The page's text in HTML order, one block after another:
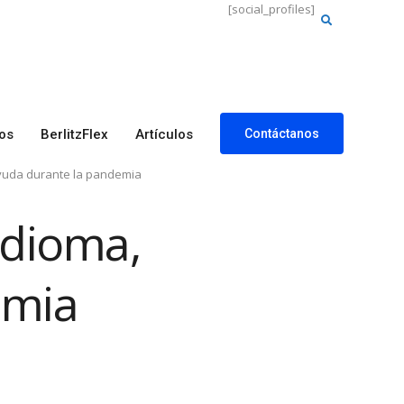
Buscar:
[social_profiles]
BerlitzFlex Artículos Contáctanos
durante la pandemia